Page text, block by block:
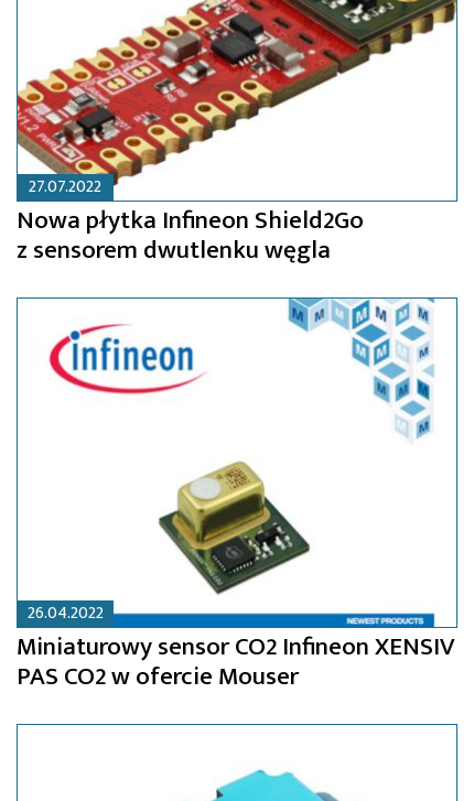
27.07.2022
Nowa płytka Infineon Shield2Go
z sensorem dwutlenku węgla
26.04.2022
Miniaturowy sensor CO2 Infineon XENSIV
PAS CO2 w ofercie Mouser